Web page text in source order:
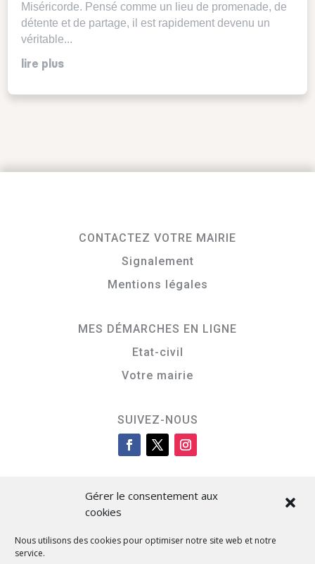
Gérer le consentement aux
cookies
Nous utilisons des cookies pour optimiser notre site web et notre
service.
Miséricorde. Pensé comme un lieu de promenade, de
détente et de partage, il est rapidement devenu un
véritable...
lire plus
CONTACTEZ VOTRE MAIRIE
Signalement
Mentions légales
MES DÉMARCHES EN LIGNE
Etat-civil
Votre mairie
SUIVEZ-NOUS